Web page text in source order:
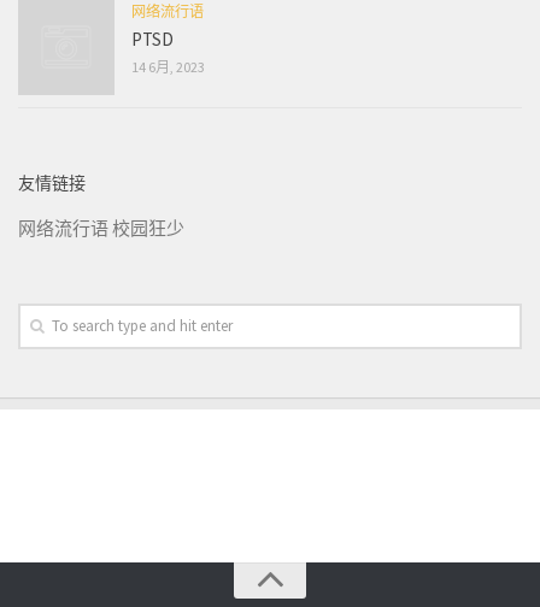
网络流行语
PTSD
14 6月, 2023
友情链接
网络流行语校园狂少